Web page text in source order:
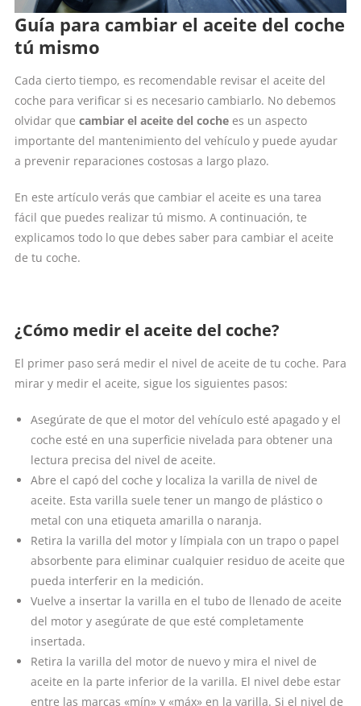
Guía para cambiar el aceite del coche
tú mismo
Cada cierto tiempo, es recomendable revisar el aceite del
coche para verificar si es necesario cambiarlo. No debemos
olvidar que cambiar el aceite del coche es un aspecto
importante del mantenimiento del vehículo y puede ayudar
a prevenir reparaciones costosas a largo plazo.
En este artículo verás que cambiar el aceite es una tarea
fácil que puedes realizar tú mismo. A continuación, te
explicamos todo lo que debes saber para cambiar el aceite
de tu coche.
¿Cómo medir el aceite del coche?
El primer paso será medir el nivel de aceite de tu coche. Para
mirar y medir el aceite, sigue los siguientes pasos:
Asegúrate de que el motor del vehículo esté apagado y el
coche esté en una superficie nivelada para obtener una
lectura precisa del nivel de aceite.
Abre el capó del coche y localiza la varilla de nivel de
aceite. Esta varilla suele tener un mango de plástico o
metal con una etiqueta amarilla o naranja.
Retira la varilla del motor y límpiala con un trapo o papel
absorbente para eliminar cualquier residuo de aceite que
pueda interferir en la medición.
Vuelve a insertar la varilla en el tubo de llenado de aceite
del motor y asegúrate de que esté completamente
insertada.
Retira la varilla del motor de nuevo y mira el nivel de
aceite en la parte inferior de la varilla. El nivel debe estar
entre las marcas «mín» y «máx» en la varilla. Si el nivel de